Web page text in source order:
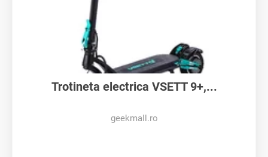
Trotineta electrica VSETT 9+,...
geekmall.ro